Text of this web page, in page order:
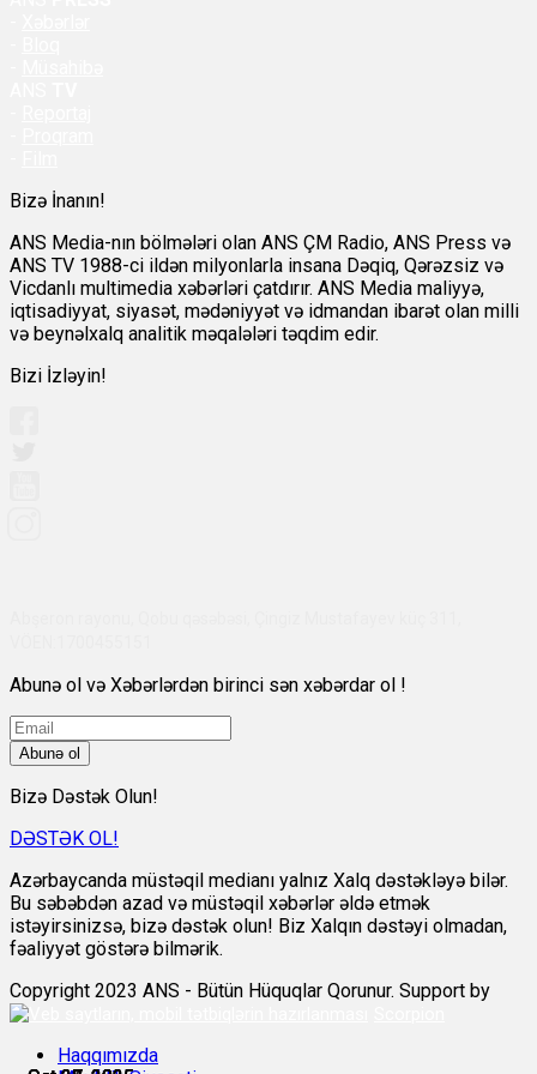
Bizə İnanın!
ANS Media-nın bölmələri olan ANS ÇM Radio, ANS Press və
ANS TV 1988-ci ildən milyonlarla insana Dəqiq, Qərəzsiz və
Vicdanlı multimedia xəbərləri çatdırır. ANS Media maliyyə,
iqtisadiyyat, siyasət, mədəniyyət və idmandan ibarət olan milli
və beynəlxalq analitik məqalələri təqdim edir.
Bizi İzləyin!
Abunə ol və Xəbərlərdən birinci sən xəbərdar ol !
Abunə ol
Bizə Dəstək Olun!
DƏSTƏK OL!
Azərbaycanda müstəqil medianı yalnız Xalq dəstəkləyə bilər.
Bu səbəbdən azad və müstəqil xəbərlər əldə etmək
istəyirsinizsə, bizə dəstək olun! Biz Xalqın dəstəyi olmadan,
fəaliyyət göstərə bilmərik.
Copyright 2023 ANS - Bütün Hüquqlar Qorunur. Support by
Haqqımızda